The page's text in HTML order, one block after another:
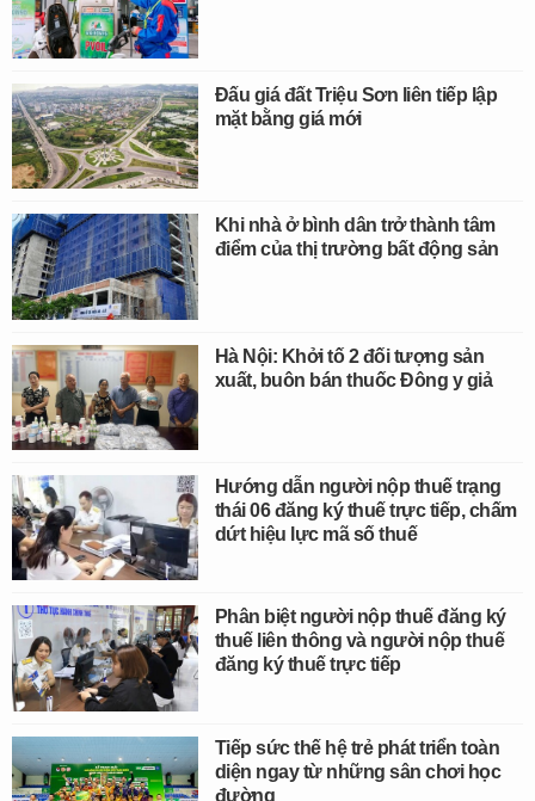
Đấu giá đất Triệu Sơn liên tiếp lập
mặt bằng giá mới
Khi nhà ở bình dân trở thành tâm
điểm của thị trường bất động sản
Hà Nội: Khởi tố 2 đối tượng sản
xuất, buôn bán thuốc Đông y giả
Hướng dẫn người nộp thuế trạng
thái 06 đăng ký thuế trực tiếp, chấm
dứt hiệu lực mã số thuế
Phân biệt người nộp thuế đăng ký
thuế liên thông và người nộp thuế
đăng ký thuế trực tiếp
Tiếp sức thế hệ trẻ phát triển toàn
diện ngay từ những sân chơi học
đường